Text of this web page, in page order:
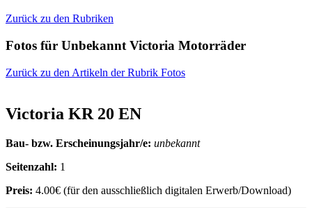
Zurück zu den Rubriken
Fotos für Unbekannt Victoria Motorräder
Zurück zu den Artikeln der Rubrik Fotos
Victoria KR 20 EN
Bau- bzw. Erscheinungsjahr/e: unbekannt
Seitenzahl: 1
Preis: 4.00€ (für den ausschließlich digitalen Erwerb/Download)